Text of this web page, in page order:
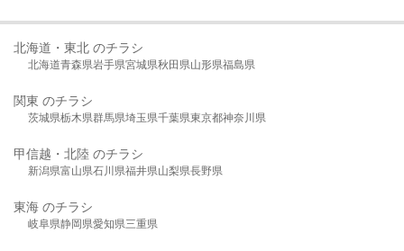
北海道・東北 のチラシ
北海道青森県岩手県宮城県秋田県山形県福島県
関東 のチラシ
茨城県栃木県群馬県埼玉県千葉県東京都神奈川県
甲信越・北陸 のチラシ
新潟県富山県石川県福井県山梨県長野県
東海 のチラシ
岐阜県静岡県愛知県三重県